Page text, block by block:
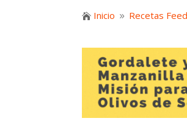
 Inicio 9 Recetas